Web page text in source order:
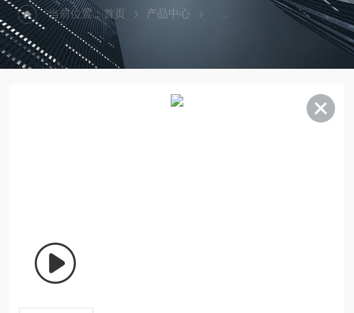
当前位置：首页 产品中心 热卖！YAZAWA矢泽科学